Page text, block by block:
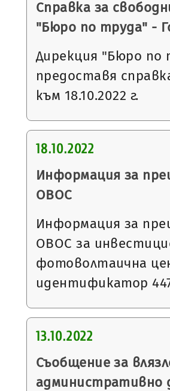
Справка за
"Бюро по труда" -
Дирекция "Бюро по
предоставя
към 18.10.2022 г.
18.10.2022
Информация за
ОВОС
Информация за
ОВОС за
фотоволтаична
идентификатор
13.10.2022
Съобщение за
административно